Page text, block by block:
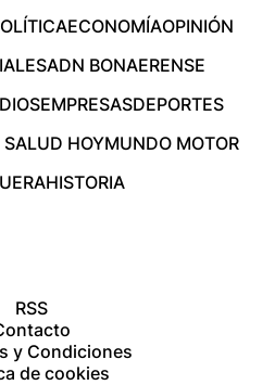
ECONOMÍAOPINIÓN
ADN BONAERENSE
EMPRESASDEPORTES
HOYMUNDO MOTOR
HISTORIA
RSS
y Condiciones
de cookies